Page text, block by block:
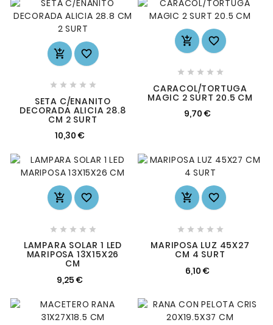
 
    
SETA C/ENANITO
DECORADA ALICIA 28.8
CM 2 SURT
10,30 €
 
    
CARACOL/TORTUGA
MAGIC 2 SURT 20.5 CM
9,70 €
 
    
LAMPARA SOLAR 1 LED
MARIPOSA 13X15X26
CM
9,25 €
 
    
MARIPOSA LUZ 45X27
CM 4 SURT
6,10 €